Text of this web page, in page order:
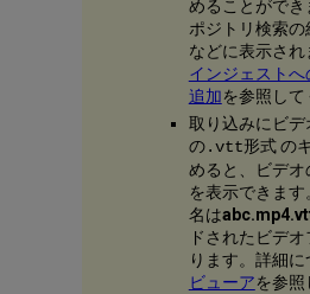
めることができ
ポジトリ検索の
などに表示され
インジェスト
追加を参照して
取り込みにビ
の.vtt形式 の
めると、ビデ
を表示できま
名は
ドされたビデ
ります。詳細
ビューアを参照